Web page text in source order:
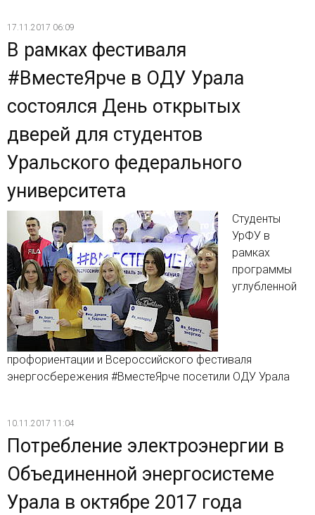
17.11.2017 06:09
В рамках фестиваля
#ВместеЯрче в ОДУ Урала
состоялся День открытых
дверей для студентов
Уральского федерального
университета
Студенты
УрФУ в
рамках
программы
углубленной
профориентации и Всероссийского фестиваля
энергосбережения #ВместеЯрче посетили ОДУ Урала
10.11.2017 11:04
Потребление электроэнергии в
Объединенной энергосистеме
Урала в октябре 2017 года